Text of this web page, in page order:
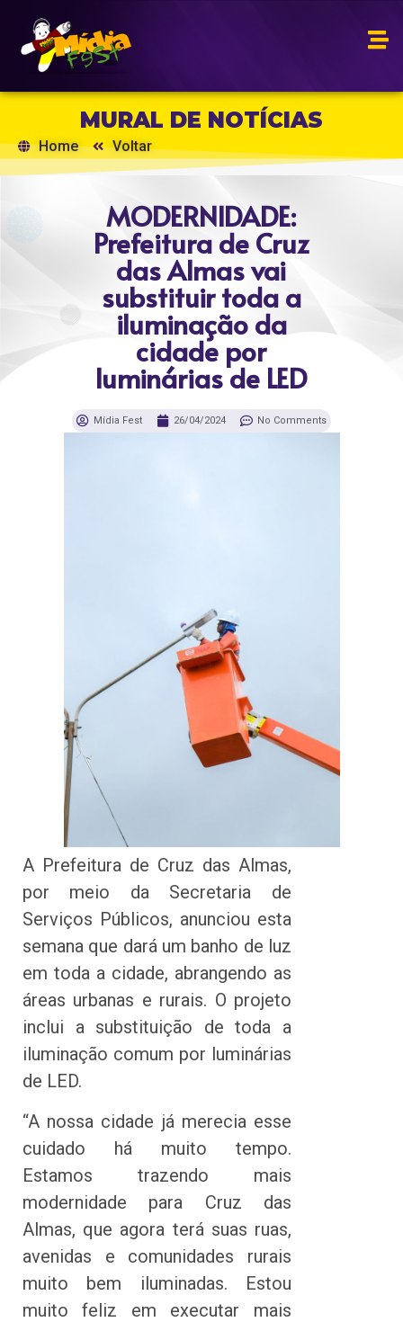
MURAL DE NOTÍCIAS
Home Voltar
MODERNIDADE:
Prefeitura de Cruz
das Almas vai
substituir toda a
iluminação da
cidade por
luminárias de LED
Mídia Fest 26/04/2024 No Comments
A Prefeitura de Cruz das Almas,
por meio da Secretaria de
Serviços Públicos, anunciou esta
semana que dará um banho de luz
em toda a cidade, abrangendo as
áreas urbanas e rurais. O projeto
inclui a substituição de toda a
iluminação comum por luminárias
de LED.
“A nossa cidade já merecia esse
cuidado há muito tempo.
Estamos trazendo mais
modernidade para Cruz das
Almas, que agora terá suas ruas,
avenidas e comunidades rurais
muito bem iluminadas. Estou
muito feliz em executar mais